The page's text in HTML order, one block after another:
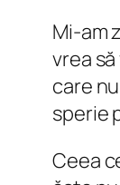
Mi-am
vrea
care
sperie
Ceea